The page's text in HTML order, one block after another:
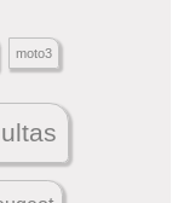
moto3